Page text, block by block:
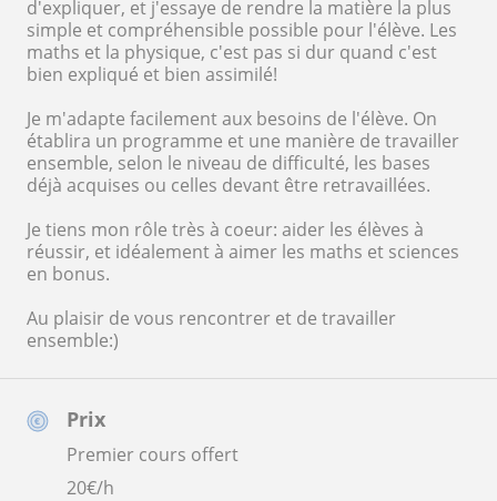
Prix
Premier cours offert
20€/h
d'expliquer, et j'essaye de rendre la matière la plus
simple et compréhensible possible pour l'élève. Les
maths et la physique, c'est pas si dur quand c'est
bien expliqué et bien assimilé!
Je m'adapte facilement aux besoins de l'élève. On
établira un programme et une manière de travailler
ensemble, selon le niveau de difficulté, les bases
déjà acquises ou celles devant être retravaillées.
Je tiens mon rôle très à coeur: aider les élèves à
réussir, et idéalement à aimer les maths et sciences
en bonus.
Au plaisir de vous rencontrer et de travailler
ensemble:)